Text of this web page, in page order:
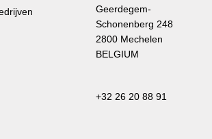
Geerdegem-
Schonenberg 248
2800 Mechelen
BELGIUM
+32 26 20 88 91